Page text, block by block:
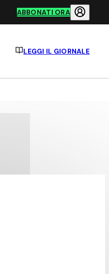
ABBONATI ORA
LEGGI IL GIORNALE